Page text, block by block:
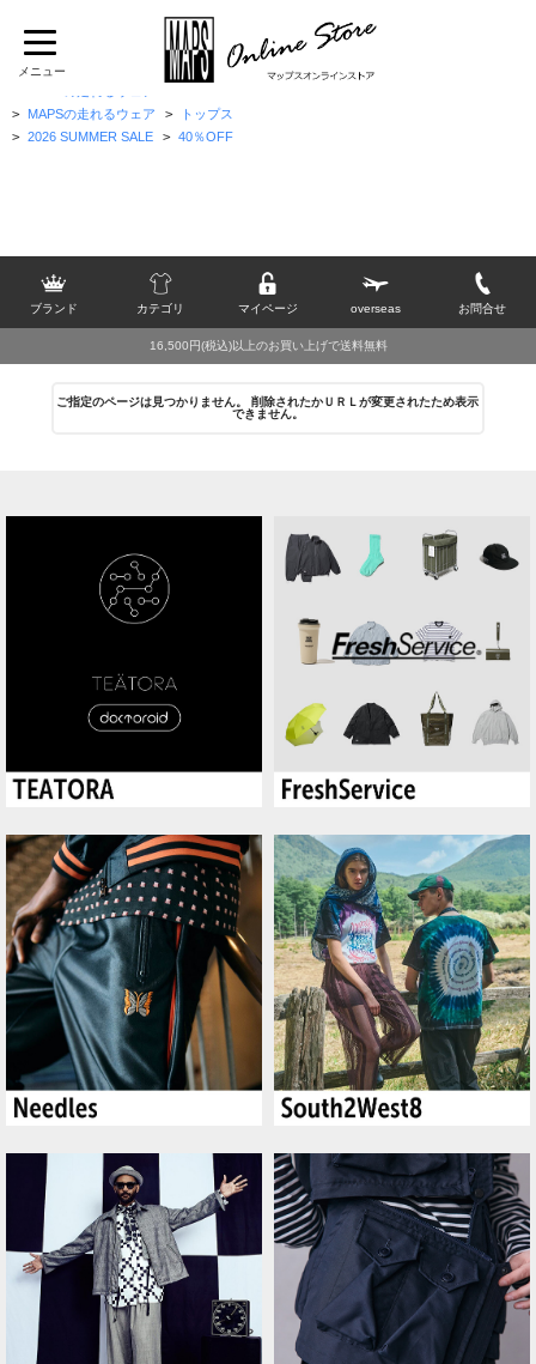
[H] >
トップス タンクトップ・ノースリーブ
> MAPSの走れるウェア > トップス
> 2026 SUMMER SALE > 40％OFF
ブランド カテゴリ マイページ overseas お問合せ
16,500円(税込)以上のお買い上げで送料無料
ご指定のページは見つかりません。 削除されたかＵＲＬが変更されたため表示
できません。